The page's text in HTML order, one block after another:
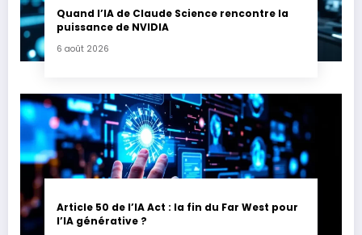
Quand l’IA de Claude Science rencontre la
puissance de NVIDIA
6 août 2026
Article 50 de l’IA Act : la fin du Far West pour
l’IA générative ?